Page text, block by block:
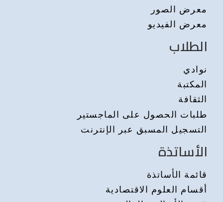
معرض الصور
معرض الفيديو
الطلاب
نوادي
المكتبة
الثقافة
طلبات الحصول على الماجستير
التسجيل المسبق عبر الإنترنت
الأساتذة
قائمة الأساتذة
أقسام العلوم الاقتصادية